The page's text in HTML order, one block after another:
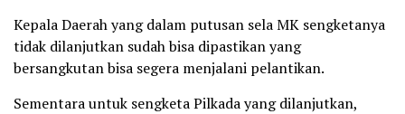
Kepala Daerah yang dalam putusan sela MK sengketanya
tidak dilanjutkan sudah bisa dipastikan yang
bersangkutan bisa segera menjalani pelantikan.
Sementara untuk sengketa Pilkada yang dilanjutkan,